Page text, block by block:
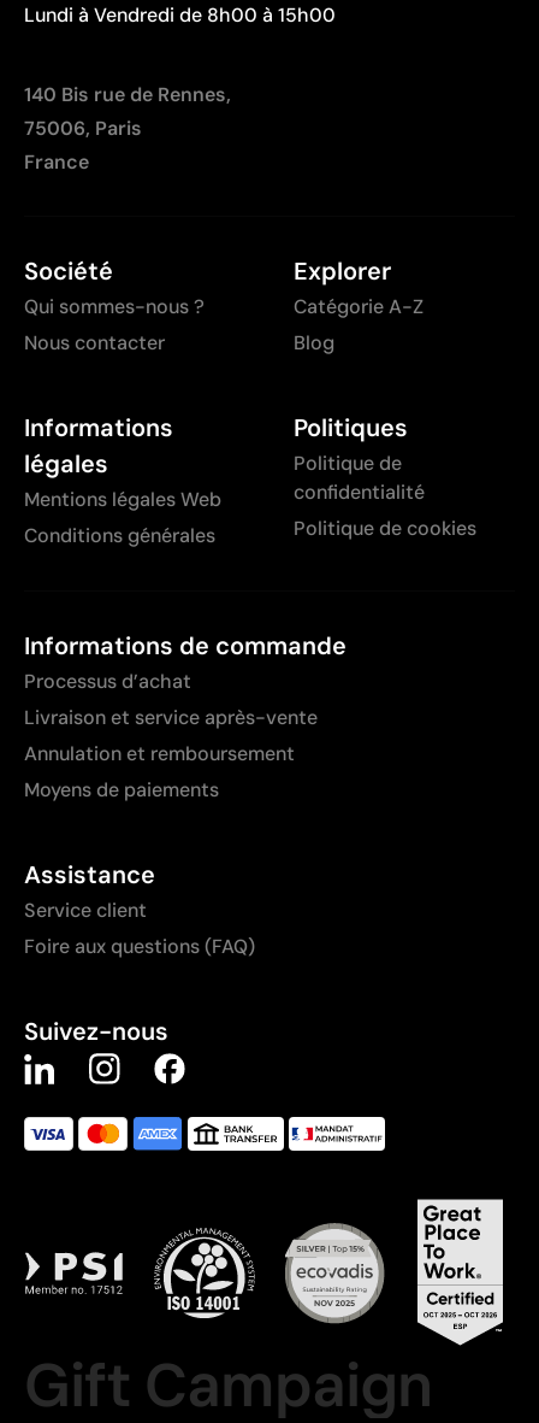
Lundi à Vendredi de 8h00 à 15h00
140 Bis rue de Rennes,
75006, Paris
France
Société
Qui sommes-nous ?
Nous contacter
Explorer
Catégorie A-Z
Blog
Informations
légales
Mentions légales Web
Conditions générales
Politiques
Politique de
confidentialité
Politique de cookies
Informations de commande
Processus d’achat
Livraison et service après-vente
Annulation et remboursement
Moyens de paiements
Assistance
Service client
Foire aux questions (FAQ)
Suivez-nous
Gift Campaign